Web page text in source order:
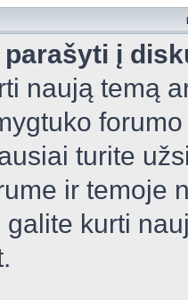
į
naują temą
turite
ir temoje
kurti